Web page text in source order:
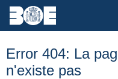
Error 404: La
n'existe pas